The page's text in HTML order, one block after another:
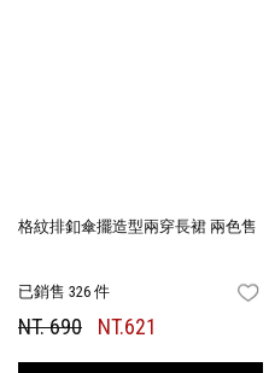
格紋排釦傘擺造型兩穿長裙 兩色售
已銷售 326 件
NT. 690 NT.621